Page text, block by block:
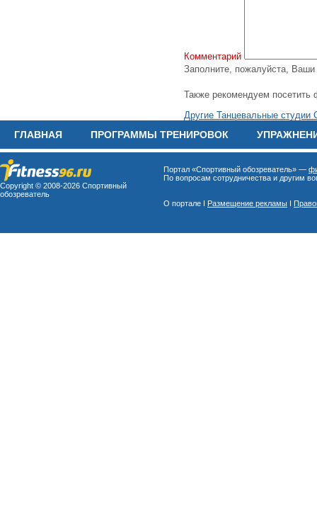
Комментарий
Заполните, пожалуйста, Ваши
Также рекомендуем посетить
Другие Танцевальные студии
ГЛАВНАЯ ПРОГРАММЫ ТРЕНИРОВОК
Copyright © 2008-2026 Спортивный
обозреватель
Портал «Спортивный обозреватель» —
По вопросам сотрудничества и другим
О портале I Размещение рекламы I